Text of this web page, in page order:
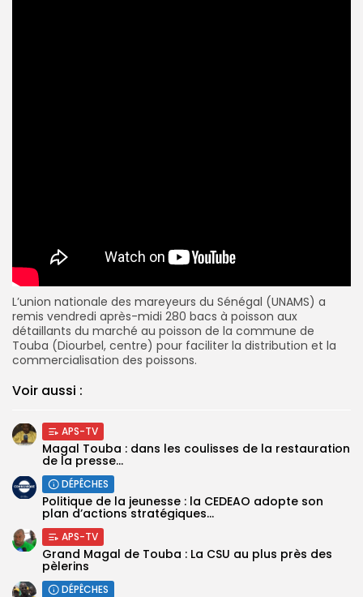
L’union nationale des mareyeurs du Sénégal (UNAMS) a
remis vendredi après-midi 280 bacs à poisson aux
détaillants du marché au poisson de la commune de
Touba (Diourbel, centre) pour faciliter la distribution et la
commercialisation des poissons.
Voir aussi :
APS-TV
Magal Touba : dans les coulisses de la restauration
de la presse...
DÉPÊCHES
Politique de la jeunesse : la CEDEAO adopte son
plan d’actions stratégiques...
APS-TV
Grand Magal de Touba : La CSU au plus près des
pèlerins
DÉPÊCHES